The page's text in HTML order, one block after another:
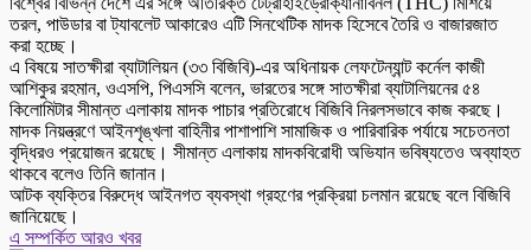
তরল, পাউডার বা ট্যাবলেট আকারেও এটি সিনথেটিক মাদক হিসেবে তৈরি ও বাজারজাত
করা হচ্ছে।
এ বিষয়ে সাতক্ষীরা ব্যাটালিয়ন (৩৩ বিজিবি)-এর অধিনায়ক লেফটেন্যান্ট কর্নেল কাজী
আশিকুর রহমান, ওএসপি, পিএসসি বলেন, ভারতের সঙ্গে সাতক্ষীরা ব্যাটালিয়নের ৫৪
কিলোমিটার সীমান্ত এলাকায় মাদক পাচার প্রতিরোধে বিজিবি নিরলসভাবে কাজ করছে।
মাদক নিয়ন্ত্রণে আইনশৃঙ্খলা বাহিনীর পাশাপাশি সামাজিক ও পারিবারিক পর্যায়ে সচেতনতা
বৃদ্ধিরও প্রয়োজন রয়েছে। সীমান্ত এলাকায় মাদকবিরোধী অভিযান ভবিষ্যতেও অব্যাহত
থাকবে বলেও তিনি জানান।
আটক ব্যক্তির বিরুদ্ধে আইনগত ব্যবস্থা গ্রহণের প্রক্রিয়া চলমান রয়েছে বলে বিজিবি
জানিয়েছে।
এ সম্পর্কিত আরও খবর